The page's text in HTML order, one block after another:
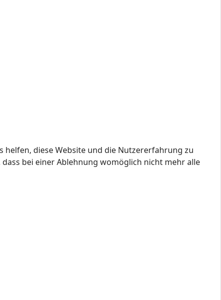
helfen, diese Website und die Nutzererfahrung zu
dass bei einer Ablehnung womöglich nicht mehr alle